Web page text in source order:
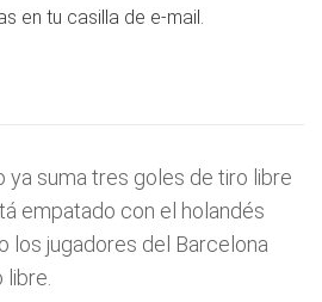
en tu casilla de e-mail.
ya suma tres goles de tiro libre
empatado con el holandés
los jugadores del Barcelona